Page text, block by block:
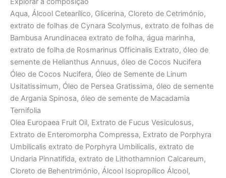
Aqua, Álcool Cetearílico, Glicerina, Cloreto de Cetrimónio,
extrato de folhas de Cynara Scolymus, extrato de folhas de
Bambusa Arundinacea extrato de folha, água marinha,
extrato de folha de Rosmarinus Officinalis Extrato, óleo de
semente de Helianthus Annuus, óleo de Cocos Nucifera
Óleo de Cocos Nucifera, Óleo de Semente de Linum
Usitatissimum, Óleo de Persea Gratissima, óleo de semente
de Argania Spinosa, óleo de semente de Macadamia
Ternifolia
Olea Europaea Fruit Oil, Extrato de Fucus Vesiculosus,
Extrato de Enteromorpha Compressa, Extrato de Porphyra
Umbilicalis extrato de Porphyra Umbilicalis, extrato de
Undaria Pinnatifida, extrato de Lithothamnion Calcareum,
Cloreto de Behentrimónio, Álcool Isopropílico Álcool,